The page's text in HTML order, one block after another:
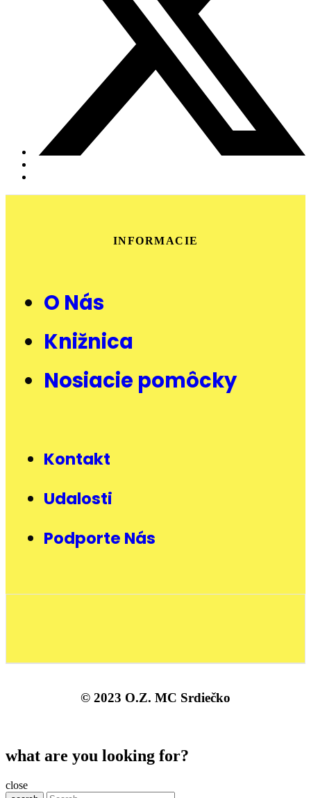
INFORMACIE
O Nás
Knižnica
Nosiacie pomôcky
Kontakt
Udalosti
Podporte Nás
© 2023 O.Z. MC Srdiečko
what are you looking for?
close